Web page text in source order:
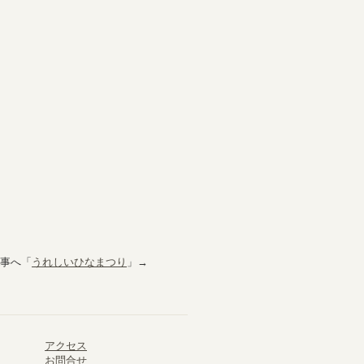
へ「うれしいひなまつり 」→
アクセス
お問合せ